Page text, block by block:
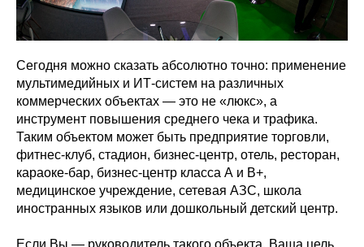
Сегодня можно сказать абсолютно точно: применение
мультимедийных и ИТ-систем на различных
коммерческих объектах — это не «люкс», а
инструмент повышения среднего чека и трафика.
Таким объектом может быть предприятие торговли,
фитнес-клуб, стадион, бизнес-центр, отель, ресторан,
караоке-бар, бизнес-центр класса А и В+,
медицинское учреждение, сетевая АЗС, школа
иностранных языков или дошкольный детский центр.
Если Вы — руководитель такого объекта, Ваша цель